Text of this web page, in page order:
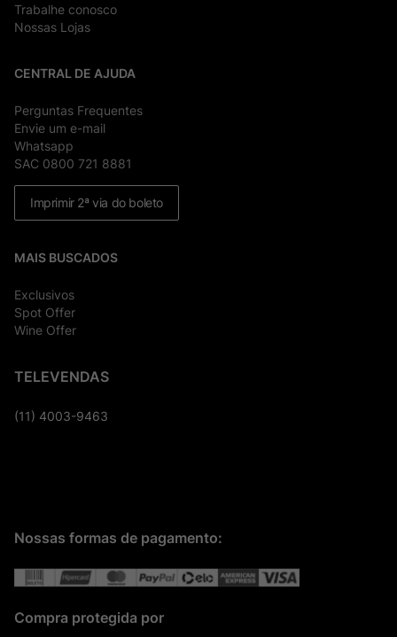
Trabalhe conosco
Nossas Lojas
CENTRAL DE AJUDA
Perguntas Frequentes
Envie um e-mail
Whatsapp
SAC 0800 721 8881
Imprimir 2ª via do boleto
MAIS BUSCADOS
Exclusivos
Spot Offer
Wine Offer
TELEVENDAS
(11) 4003-9463
Nossas formas de pagamento:
Compra protegida por